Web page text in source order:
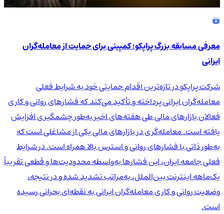
معرفی مسابقه بزرگ پراپکو؛ کمپینی برای حمایت از معامله‌گران
ایرانی
شرکت پراپکو در تازه‌ترین اقدام حمایتی خود به شرایط فعلی
معامله‌گران ایرانی پرداخته و تأکید می‌کند که فشارهای روانی و کاری
فعالان بازارهای مالی طی هفته‌های اخیر به‌طور چشمگیری افزایش
یافته است. معامله‌گری در بازارهای مالی یکی از مشاغلی است که
به‌طور ذاتی با فشارهای روانی و استرس بالا همراه است. در شرایط
فعلی جامعه ایران، این فشارها به‌واسطه محدودیت‌ها و قطعی تقریباً
یک‌ماهه اینترنت بین‌الملل، به‌مراتب تشدید شده و در نتیجه،
وضعیت روانی و کاری معامله‌گران ایرانی به نقطه‌ای بحرانی رسیده
است.